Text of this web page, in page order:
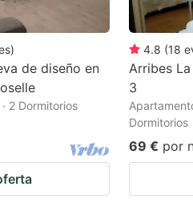
)
de diseño en
2 Dormitorios
4.8 (18
Arribes
3
Dormitorios
69 € por